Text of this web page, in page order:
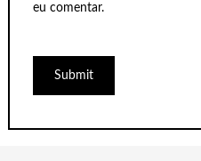
eu comentar.